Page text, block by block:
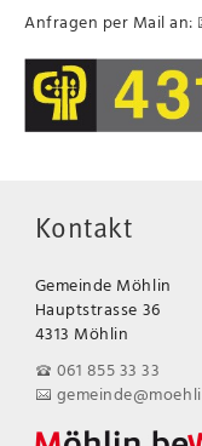
Anfragen per Mail an:
Kontakt
Gemeinde Möhlin
Hauptstrasse 36
4313 Möhlin
061 855 33 33